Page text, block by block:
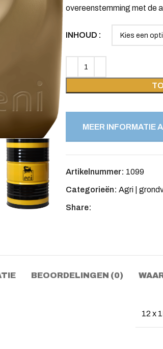
overeenstemming met de
INHOUD
MEER INFORMATIE
Artikelnummer: 1099
Categorieën: Agri |
Share:
BEOORDELINGEN (0)
12 x